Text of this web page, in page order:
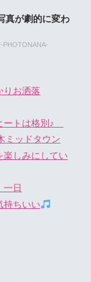
真が劇的に変わ
PHOTONANA-
お洒落
ートは格別♪
ミッドタウン
しみにしてい
日
ちいい